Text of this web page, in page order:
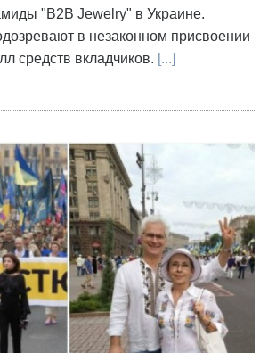
"B2B Jewelry" в Украине.
в незаконном присвоении
средств вкладчиков. [...]